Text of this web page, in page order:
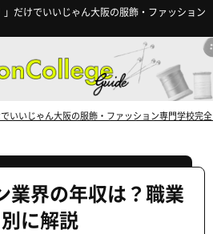
」だけでいいじゃん大阪の服飾・ファッション
ファッション業界の動向から見る
いいじゃん大阪の服飾・ファッション専門学校完
業界の年収は？職業
別に解説